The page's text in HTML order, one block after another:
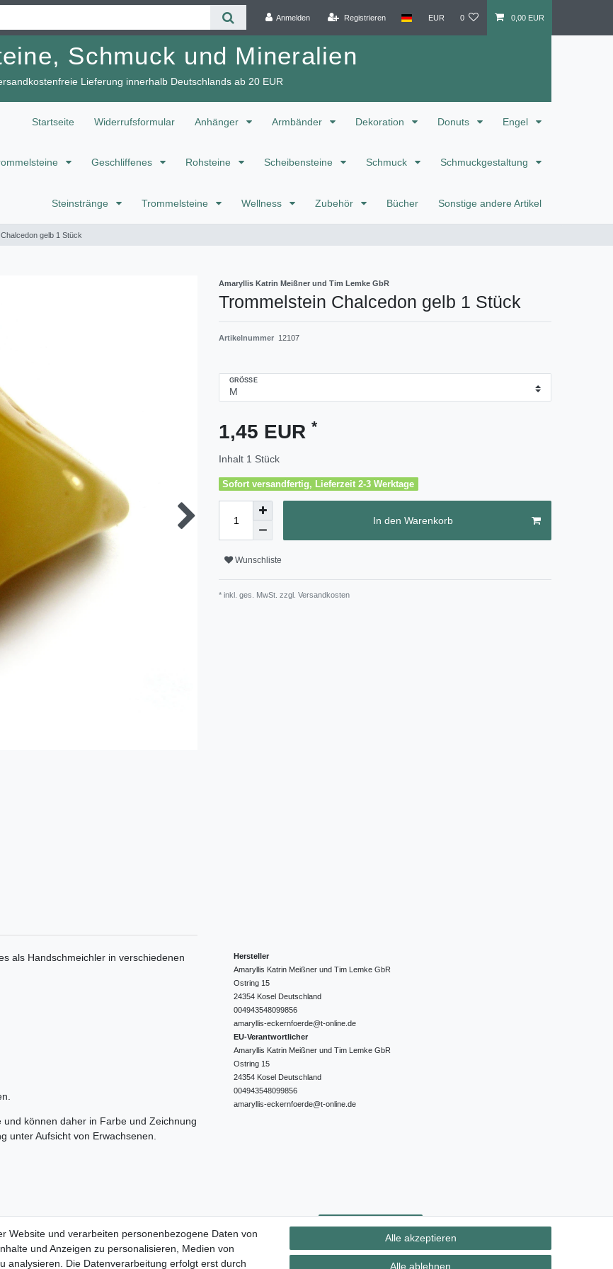
Anmelden Registrieren EUR 0 0,00 EUR
Schmuck und Mineralien
Lieferung innerhalb Deutschlands ab 20 EUR
Startseite Widerrufsformular Anhänger Armbänder Dekoration Donuts Engel
Geschliffenes Rohsteine Scheibensteine Schmuck Schmuckgestaltung
Steinstränge Trommelsteine Wellness Zubehör Bücher Sonstige andere Artikel
gelb 1 Stück
Amaryllis Katrin Meißner und Tim Lemke GbR
Trommelstein Chalcedon gelb 1 Stück
Artikelnummer 12107
GRÖSSE
1,45 EUR *
Inhalt 1 Stück
Sofort versandfertig, Lieferzeit 2-3 Werktage
In den Warenkorb
Wunschliste
* inkl. ges. MwSt. zzgl. Versandkosten
als Handschmeichler in verschiedenen
können daher in Farbe und Zeichnung
unter Aufsicht von Erwachsenen.
Hersteller
Amaryllis Katrin Meißner und Tim Lemke GbR
Ostring 15
24354 Kosel Deutschland
004943548099856
amaryllis-eckernfoerde@t-online.de
EU-Verantwortlicher
Amaryllis Katrin Meißner und Tim Lemke GbR
Ostring 15
24354 Kosel Deutschland
004943548099856
amaryllis-eckernfoerde@t-online.de
Widerrufs­recht Vertrag widerrufen Kontakt
Website und verarbeiten personenbezogene Daten von
und Anzeigen zu personalisieren, Medien von
analysieren. Die Datenverarbeitung erfolgt erst durch
Alle akzeptieren
Alle ablehnen